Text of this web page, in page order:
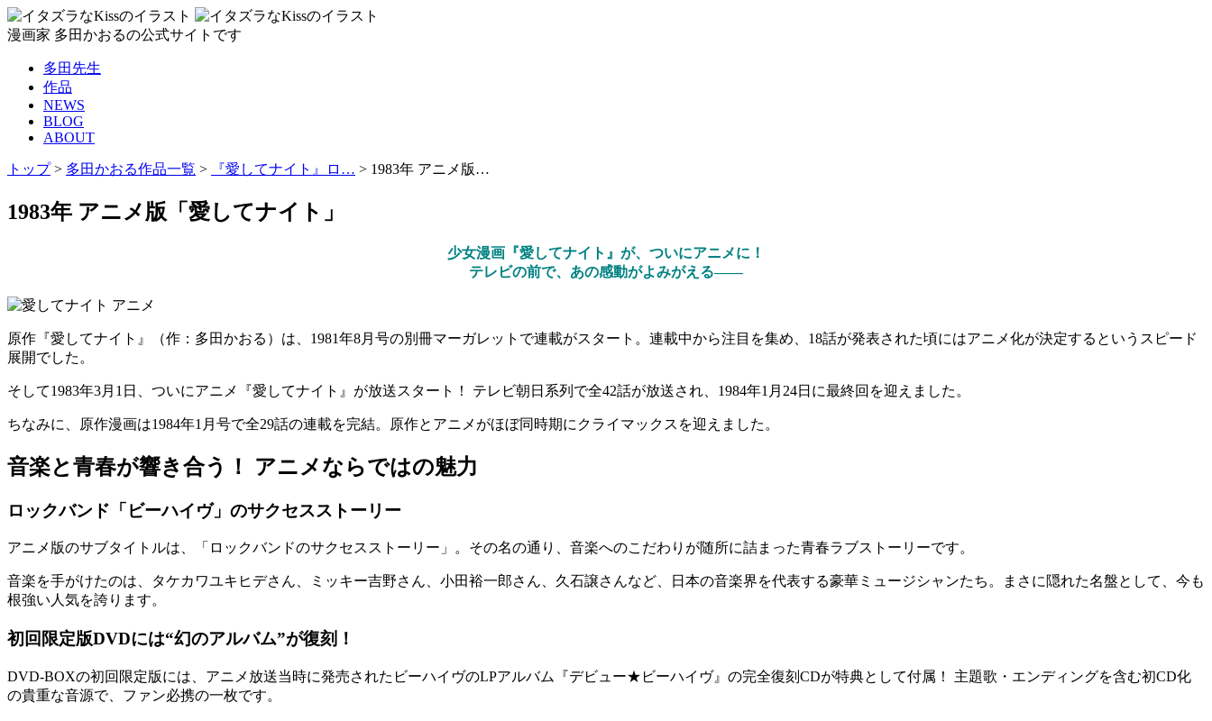
漫画家 多田かおるの公式サイトです
多田先生
作品
NEWS
BLOG
ABOUT
トップ> 多田かおる作品一覧 > 『愛してナイト』ロ… > 1983年 アニメ版…
1983年 アニメ版「愛してナイト」
少女漫画『愛してナイト』が、ついにアニメに！
テレビの前で、あの感動がよみがえる――
原作『愛してナイト』（作：多田かおる）は、1981年8月号の別冊マーガレットで連載がスタート。連載中から注目を集め、18話が発表された頃にはアニメ化が決定するというスピード
展開でした。
そして1983年3月1日、ついにアニメ『愛してナイト』が放送スタート！ テレビ朝日系列で全42話が放送され、1984年1月24日に最終回を迎えました。
ちなみに、原作漫画は1984年1月号で全29話の連載を完結。原作とアニメがほぼ同時期にクライマックスを迎えました。
音楽と青春が響き合う！ アニメならではの魅力
ロックバンド「ビーハイヴ」のサクセスストーリー
アニメ版のサブタイトルは、「ロックバンドのサクセスストーリー」。その名の通り、音楽へのこだわりが随所に詰まった青春ラブストーリーです。
音楽を手がけたのは、タケカワユキヒデさん、ミッキー吉野さん、小田裕一郎さん、久石譲さんなど、日本の音楽界を代表する豪華ミュージシャンたち。まさに隠れた名盤として、今も
根強い人気を誇ります。
初回限定版DVDには“幻のアルバム”が復刻！
DVD-BOXの初回限定版には、アニメ放送当時に発売されたビーハイヴのLPアルバム『デビュー★ビーハイヴ』の完全復刻CDが特典として付属！ 主題歌・エンディングを含む初CD化
の貴重な音源で、ファン必携の一枚です。